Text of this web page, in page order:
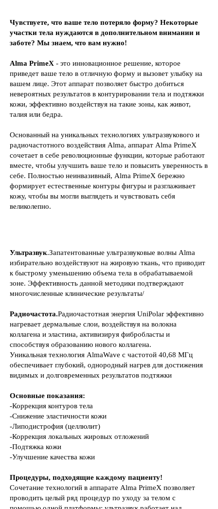
Чувствуете, что ваше тело потеряло форму? Некоторые
участки тела нуждаются в дополнительном внимании и
заботе? Мы знаем, что вам нужно!
Alma PrimeX - это инновационное решение, которое
приведет ваше тело в отличную форму и вызовет улыбку на
вашем лице. Этот аппарат позволяет быстро добиться
невероятных результатов в контурировании тела и подтяжки
кожи, эффективно воздействуя на такие зоны, как живот,
талия или бедра.
Основанный на уникальных технологиях ультразвукового и
радиочастотного воздействия Alma, аппарат Alma PrimeX
сочетает в себе революционные функции, которые работают
вместе, чтобы улучшить ваше тело и повысить уверенность в
себе. Полностью неинвазивный, Alma PrimeX бережно
формирует естественные контуры фигуры и разглаживает
кожу, чтобы вы могли выглядеть и чувствовать себя
великолепно.
Ультразвук.Запатентованные ультразвуковые волны Alma
избирательно воздействуют на жировую ткань, что приводит
к быстрому уменьшению объема тела в обрабатываемой
зоне. Эффективность данной методики подтверждают
многочисленные клинические результаты/
Радиочастота.Радиочастотная энергия UniPolar эффективно
нагревает дермальные слои, воздействуя на волокна
коллагена и эластина, активизируя фибробласты и
способствуя образованию нового коллагена.
Уникальная технология AlmaWave с частотой 40,68 МГц
обеспечивает глубокий, однородный нагрев для достижения
видимых и долговременных результатов подтяжки
Основные показания:
-Коррекция контуров тела
-Снижение эластичности кожи
-Липодистрофия (целлюлит)
-Коррекция локальных жировых отложений
-Подтяжка кожи
-Улучшение качества кожи
Процедуры, подходящие каждому пациенту!
Сочетание технологий в аппарате Alma PrimeX позволяет
проводить целый ряд процедур по уходу за телом с